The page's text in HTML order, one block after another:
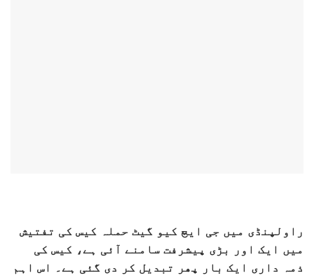
راولپنڈی میں جی ایچ کیو گیٹ حملہ کیس کی تفتیش
میں ایک اور بڑی پیشرفت سامنے آئی ہے، کیس کی
ذمہ داری ایک بار پھر تبدیل کر دی گئی ہے۔ اس اہم